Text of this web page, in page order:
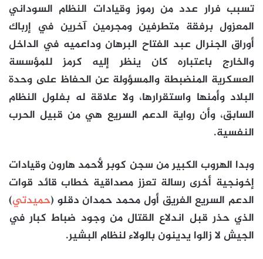
تسبب فرار عدد من رموز وقيادات النظام السوداني
المعزول برفقة متطرفين ومجرمين آخرين في إرباك
أوراق الجنرال عبد الفتاح البرهان وداعميه في الداخل
والخارج باعتباره كان ينظر إليه كرمز للمؤسسة
العسكرية المنضبطة والمسؤولة عن الحفاظ على وحدة
البلاد وأمنها واستقرارها، ولا علاقة له بفلول النظام
السابق، وأن رواية الدعم السريع هي من قبيل الحرب
النفسية.
وبدا الهروب الكبير من سجن كوبر لأحمد هارون وقيادات
إخونجية أخرى رسالة تعزز مصداقية خطاب قائد قوات
الدعم السريع الفريق أول محمد حمدان دقلو (حميدتي)
الذي حذر قبل اندلاع القتال من وجود ضباط كبار في
الجيش لا زالوا يدينون بالولاء لنظام البشير.